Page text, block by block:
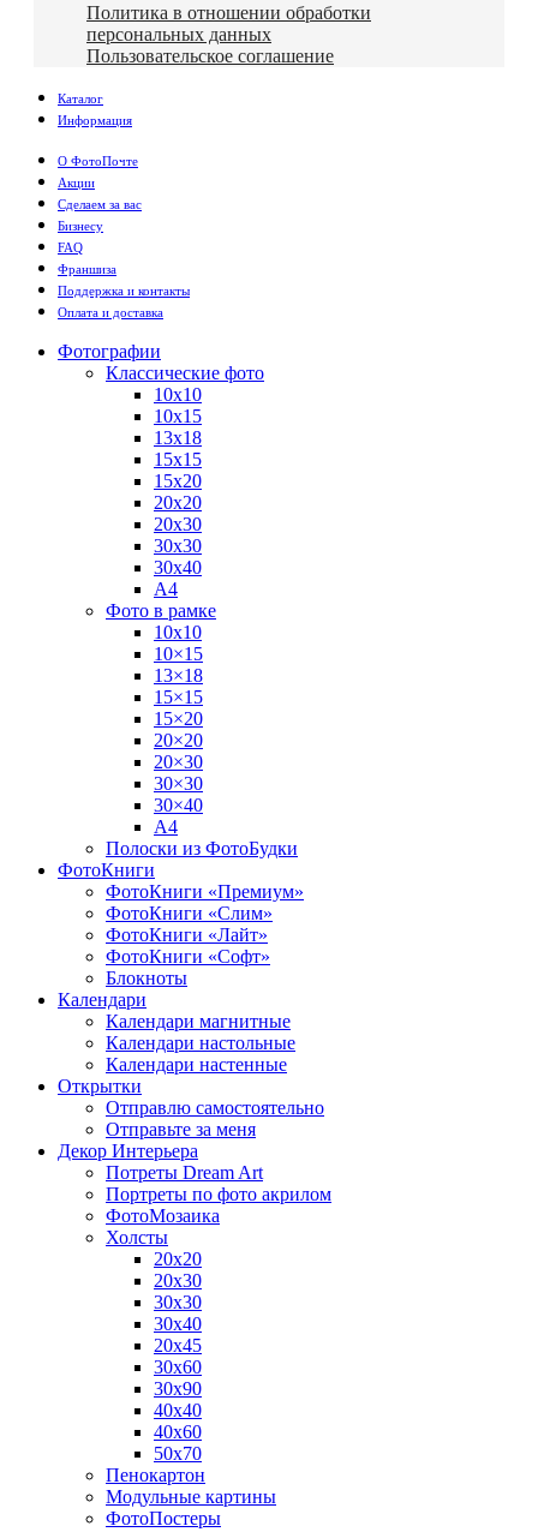
Политика в отношении обработки
персональных данных
Пользовательское соглашение
Каталог
Информация
О ФотоПочте
Акции
Сделаем за вас
Бизнесу
FAQ
Франшиза
Поддержка и контакты
Оплата и доставка
Фотографии
Классические фото
10х10
10х15
13х18
15х15
15х20
20х20
20х30
30х30
30х40
А4
Фото в рамке
10х10
10×15
13×18
15×15
15×20
20×20
20×30
30×30
30×40
A4
Полоски из ФотоБудки
ФотоКниги
ФотоКниги «Премиум»
ФотоКниги «Слим»
ФотоКниги «Лайт»
ФотоКниги «Софт»
Блокноты
Календари
Календари магнитные
Календари настольные
Календари настенные
Открытки
Отправлю самостоятельно
Отправьте за меня
Декор Интерьера
Потреты Dream Art
Портреты по фото акрилом
ФотоМозаика
Холсты
20х20
20х30
30х30
30х40
20х45
30х60
30х90
40х40
40х60
50х70
Пенокартон
Модульные картины
ФотоПостеры